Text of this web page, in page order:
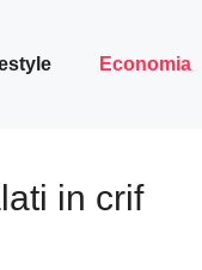
Economia
in crif